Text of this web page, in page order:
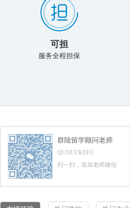
可担
服务全程担保
群陆留学顾问老师
QUNLUKEFU
扫一扫，添加老师微信